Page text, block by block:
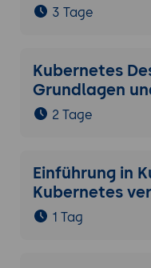
3 Tage
Kubernetes
Grundlagen
2 Tage
Einführung in
Kubernetes
1 Tag